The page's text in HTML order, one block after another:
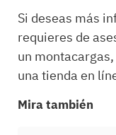
Si deseas más
requieres de
un montacargas,
una tienda en
Mira también